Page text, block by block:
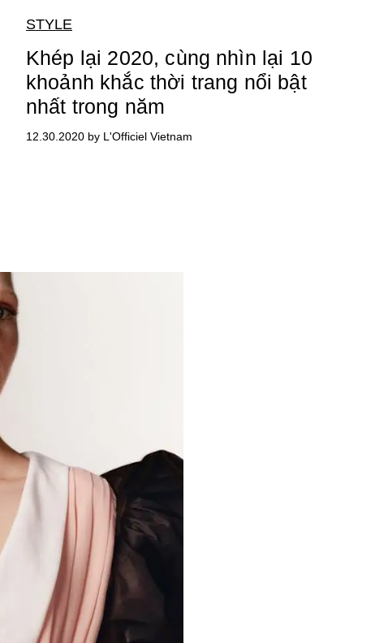
STYLE
Khép lại 2020, cùng nhìn lại 10
khoảnh khắc thời trang nổi bật
nhất trong năm
12.30.2020 by L'Officiel Vietnam